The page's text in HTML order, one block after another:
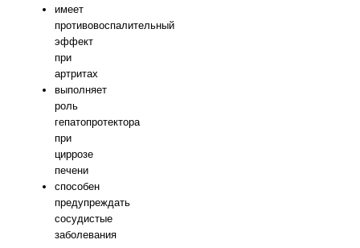
имеет
противовоспалительный
эффект
при
артритах
выполняет
роль
гепатопротектора
при
циррозе
печени
способен
предупреждать
сосудистые
заболевания